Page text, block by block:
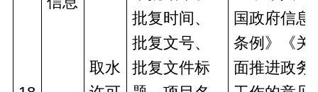
取水
批复时间、
批复文号、
批复文件标
国政府信息
条例》《关
面推进政务